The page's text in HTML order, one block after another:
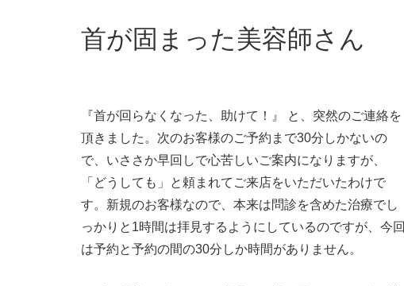
首が固まった美容師さん
『首が回らなくなった、助けて！』 と、突然のご連絡を
頂きました。次のお客様のご予約まで30分しかないの
で、いささか早回しで心苦しいご案内になりますが、
「どうしても」と頼まれてご来店をいただいたわけで
す。新規のお客様なので、本来は問診を含めた治療でし
っかりと1時間は拝見するようにしているのですが、今回
は予約と予約の間の30分しか時間がありません。